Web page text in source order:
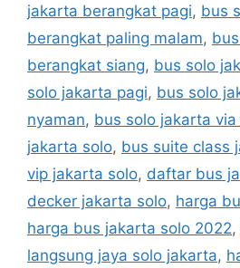
jakarta berangkat pagi, bus
berangkat paling malam,
berangkat siang, bus solo
solo jakarta pagi, bus solo
nyaman, bus solo jakarta via
jakarta solo, bus suite class
vip jakarta solo, daftar bus
decker jakarta solo, harga
harga bus jakarta solo 2022,
langsung jaya solo jakarta,